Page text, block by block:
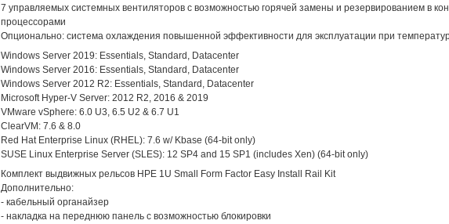
7 управляемых системных вентиляторов с возможностью горячей замены и резервированием в
процессорами
Опционально: система охлаждения повышенной эффективности для эксплуатации при
Windows Server 2019: Essentials, Standard, Datacenter
Windows Server 2016: Essentials, Standard, Datacenter
Windows Server 2012 R2: Essentials, Standard, Datacenter
Microsoft Hyper-V Server: 2012 R2, 2016 & 2019
VMware vSphere: 6.0 U3, 6.5 U2 & 6.7 U1
ClearVM: 7.6 & 8.0
Red Hat Enterprise Linux (RHEL): 7.6 w/ Kbase (64-bit only)
SUSE Linux Enterprise Server (SLES): 12 SP4 and 15 SP1 (includes Xen) (64-bit only)
Комплект выдвижных рельсов HPE 1U Small Form Factor Easy Install Rail Kit
Дополнительно:
- кабельный органайзер
- накладка на переднюю панель с возможностью блокировки